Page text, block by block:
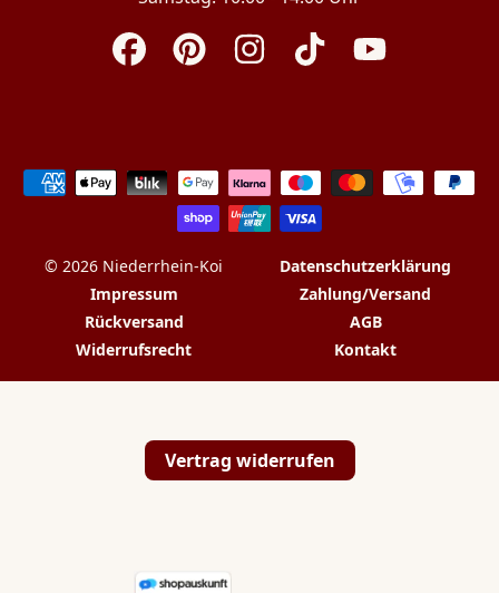
FacebookPinterest InstagramTikTok YouTube
Zahlungsarten
© 2026 Niederrhein-Koi
Datenschutzerklärung
Impressum
Zahlung/Versand
Rückversand
AGB
Widerrufsrecht
Kontakt
Vertrag widerrufen